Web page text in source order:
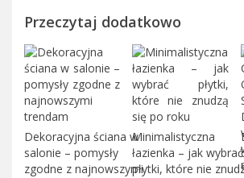
Przeczytaj dodatkowo
Dekoracyjna ściana w
salonie – pomysły
zgodne z najnowszymi
Minimalistyczna
łazienka – jak wybrać
płytki, które nie